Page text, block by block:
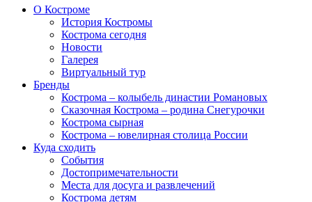
О Костроме
История Костромы
Кострома сегодня
Новости
Галерея
Виртуальный тур
Бренды
Кострома – колыбель династии Романовых
Сказочная Кострома – родина Снегурочки
Кострома сырная
Кострома – ювелирная столица России
Куда сходить
События
Достопримечательности
Места для досуга и развлечений
Кострома детям